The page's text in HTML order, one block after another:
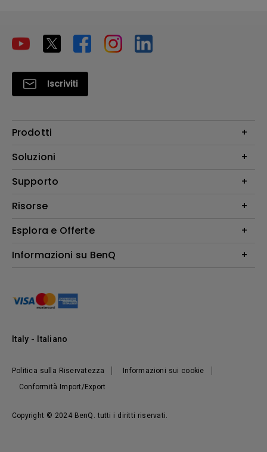
Iscriviti
Prodotti
Videoproiettori
Illuminazione
Altoparlante
Soluzioni
Education/Formazione
Supporto
Contatti
FAQ BenQ Shop
Returns BenQ Shop
Risorse
Find Your Perfect Projector
Centro informazioni
Esplora e Offerte
Events, Promotions & Webinars
Informazioni su BenQ
Responsabilità sociale d'impresa
Notizie
Copyright © 2024 BenQ. tutti i diritti riservati.
Politica sulla Riservatezza
Informazioni sui cookie
Conformità Import/Export
Italy - Italiano